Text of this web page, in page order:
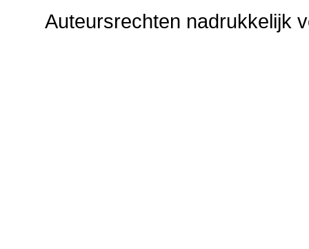
Auteursrechten nadrukkelijk